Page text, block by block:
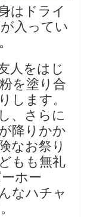
はドライ
入ってい
人をはじ
を塗り合
します。
、さらに
降りかか
なお祭り
もも無礼
ホー
なハチャ